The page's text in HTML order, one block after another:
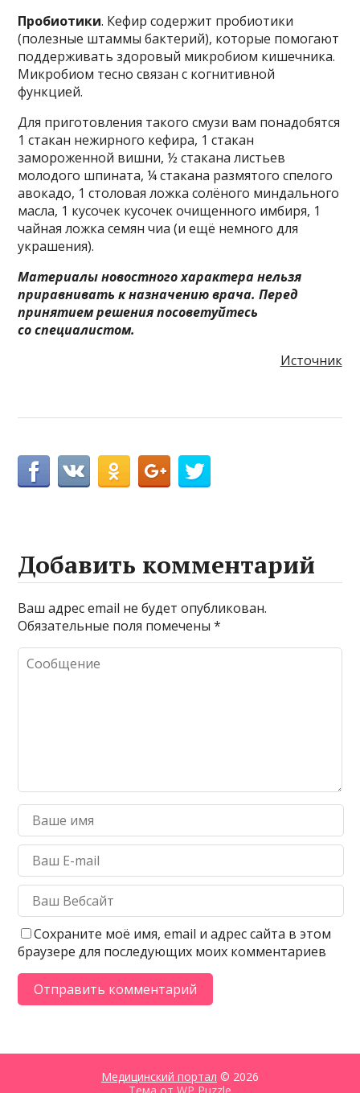
Пробиотики. Кефир содержит пробиотики
(полезные штаммы бактерий), которые помогают
поддерживать здоровый микробиом кишечника.
Микробиом тесно связан с когнитивной
функцией.
Для приготовления такого смузи вам понадобятся
1 стакан нежирного кефира, 1 стакан
замороженной вишни, ½ стакана листьев
молодого шпината, ¼ стакана размятого спелого
авокадо, 1 столовая ложка солёного миндального
масла, 1 кусочек кусочек очищенного имбиря, 1
чайная ложка семян чиа (и ещё немного для
украшения).
Материалы новостного характера нельзя
приравнивать к назначению врача. Перед
принятием решения посоветуйтесь
со специалистом.
Источник
Добавить комментарий
Ваш адрес email не будет опубликован.
Обязательные поля помечены*
Сохраните моё имя, email и адрес сайта в этом
браузере для последующих моих комментариев
Медицинский портал © 2026